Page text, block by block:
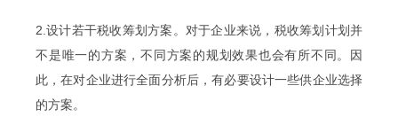
2.设计若干税收筹划方案。对于企业来说，税收筹划计划并
不是唯一的方案，不同方案的规划效果也会有所不同。因
此，在对企业进行全面分析后，有必要设计一些供企业选择
的方案。